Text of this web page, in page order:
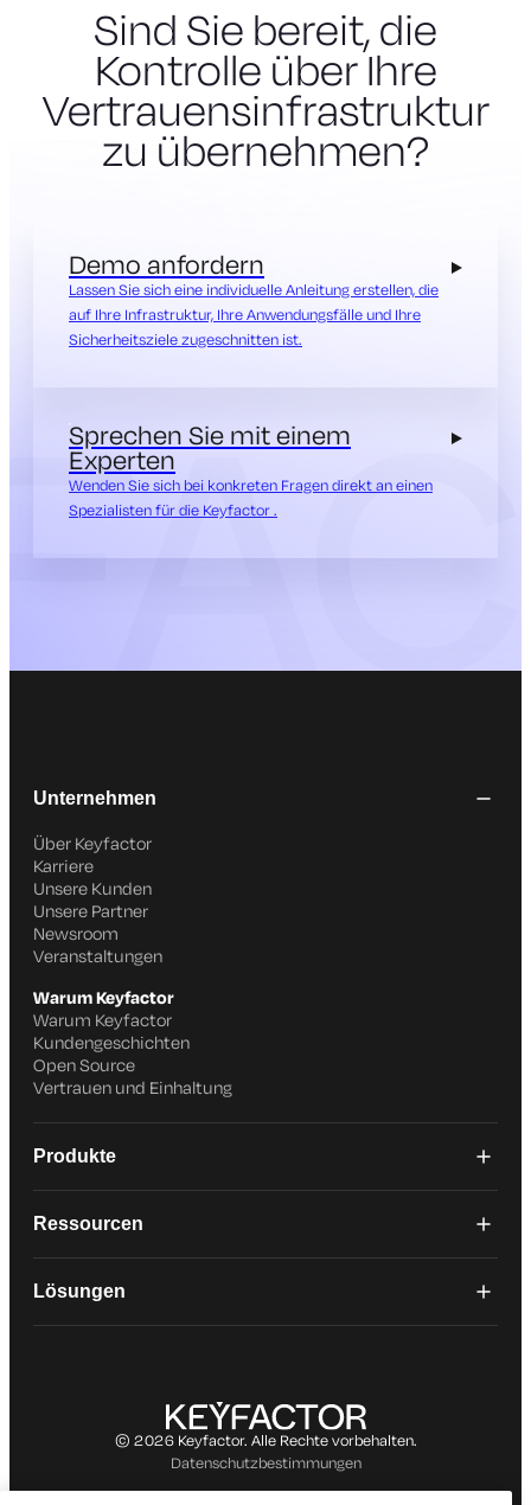
Sind Sie bereit, die
Kontrolle über Ihre
Vertrauensinfrastruktur
zu übernehmen?
Demo anfordern
Lassen Sie sich eine individuelle Anleitung erstellen, die
auf Ihre Infrastruktur, Ihre Anwendungsfälle und Ihre
Sicherheitsziele zugeschnitten ist.
Sprechen Sie mit einem
Experten
Wenden Sie sich bei konkreten Fragen direkt an einen
Spezialisten für die Keyfactor .
Unternehmen
Über Keyfactor
Karriere
Unsere Kunden
Unsere Partner
Newsroom
Veranstaltungen
Warum Keyfactor
Warum Keyfactor
Kundengeschichten
Open Source
Vertrauen und Einhaltung
Produkte
Ressourcen
Lösungen
© 2026 Keyfactor. Alle Rechte vorbehalten.
Datenschutzbestimmungen